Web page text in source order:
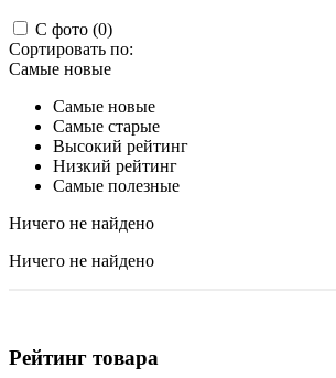
С фото (0)
Сортировать по:
Самые новые
Самые новые
Самые старые
Высокий рейтинг
Низкий рейтинг
Самые полезные
Ничего не найдено
Ничего не найдено
Рейтинг товара